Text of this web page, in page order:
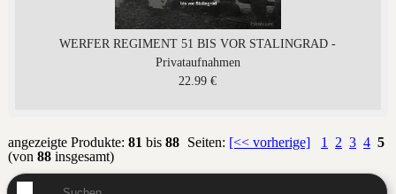
WERFER REGIMENT 51 BIS VOR STALINGRAD -
Privataufnahmen
22.99 €
Seiten: [<< vorherige] 1 2 3 4 5
angezeigte Produkte: 81 bis 88
(von 88insgesamt)